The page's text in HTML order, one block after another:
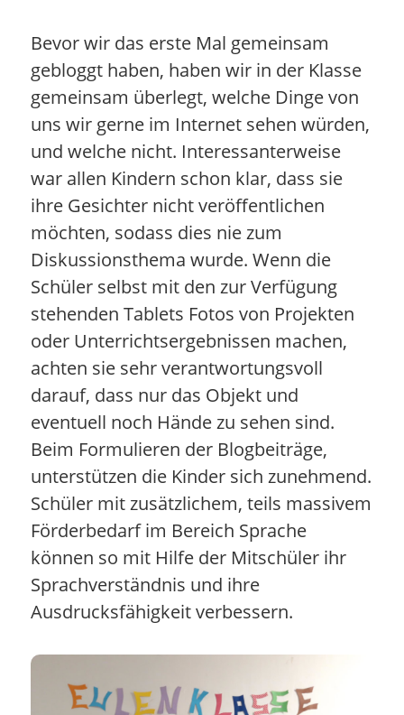
Bevor wir das erste Mal gemeinsam
gebloggt haben, haben wir in der Klasse
gemeinsam überlegt, welche Dinge von
uns wir gerne im Internet sehen würden,
und welche nicht. Interessanterweise
war allen Kindern schon klar, dass sie
ihre Gesichter nicht veröffentlichen
möchten, sodass dies nie zum
Diskussionsthema wurde. Wenn die
Schüler selbst mit den zur Verfügung
stehenden Tablets Fotos von Projekten
oder Unterrichtsergebnissen machen,
achten sie sehr verantwortungsvoll
darauf, dass nur das Objekt und
eventuell noch Hände zu sehen sind.
Beim Formulieren der Blogbeiträge,
unterstützen die Kinder sich zunehmend.
Schüler mit zusätzlichem, teils massivem
Förderbedarf im Bereich Sprache
können so mit Hilfe der Mitschüler ihr
Sprachverständnis und ihre
Ausdrucksfähigkeit verbessern.